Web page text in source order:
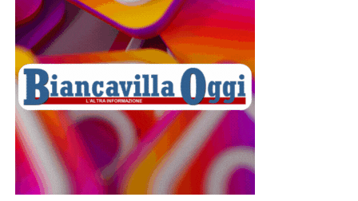
Niente elettricità: un incubo durato
quasi 24 ore per centinaia di
famiglie